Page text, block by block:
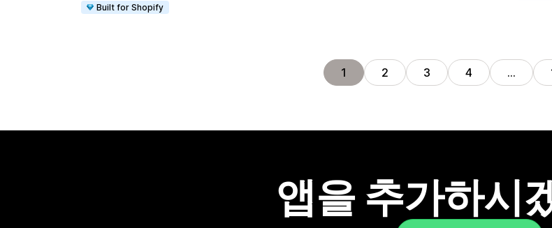
Built for Shopify
1 2 3 4 …
앱을 추가하시